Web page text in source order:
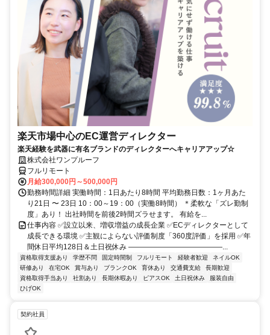
楽天市場中心のEC運営ディレクター
楽天経験を武器に有名ブランドのディレクターへキャリアアップ☆
株式会社ワンプルーフ
フルリモート
月給300,000円～500,000円
勤務時間詳細 実働時間：1日あたり8時間 平均勤務日数：1ヶ月あた
り21日 〜 23日 10：00～19：00（実働8時間） ＊柔軟な「ズレ勤制
度」あり！ 出社時間を前後2時間ズラせます。 有給を...
仕事内容 ✅設立以来、増収増益の成長企業 ✅ECディレクターとして
成長できる環境 ✅主観によらない評価制度「360度評価」を採用 ✅年
間休日平均128日＆土日祝休み ―――――――――――――...
資格取得支援あり 学歴不問 固定時間制 フルリモート 経験者歓迎
ネイルOK
研修あり
在宅OK 賞与あり ブランクOK 育休あり 交通費支給
長期歓迎
資格取得手当あり
社割あり 長期休暇あり ピアスOK 土日祝休み
服装自由
ひげOK
契約社員